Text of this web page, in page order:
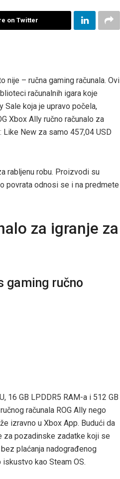
on Twitter
nije – ručna gaming računala. Ovi
računalnih igara koje
Sale koja je upravo počela,
Xbox Ally ručno računalo za
New za samo 457,04 USD
rabljenu robu. Proizvodi su
povrata odnosi se i na predmete
za igranje za
gaming ručno
16 GB LPDDR5 RAM-a i 512 GB
računala ROG Ally nego
izravno u Xbox App. Budući da
za pozadinske zadatke koji se
plaćanja nadograđenog
kao Steam OS.